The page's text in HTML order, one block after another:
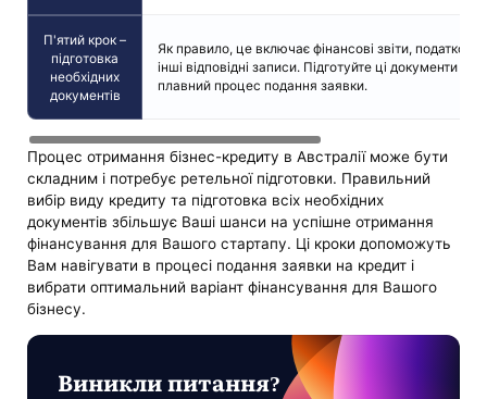
П'ятий крок –
підготовка
необхідних
документів
Як правило, це включає фінансові звіти, податкові
інші відповідні записи. Підготуйте ці документи
плавний процес подання заявки.
Процес отримання бізнес-кредиту в Австралії може бути
складним і потребує ретельної підготовки. Правильний
вибір виду кредиту та підготовка всіх необхідних
документів збільшує Ваші шанси на успішне отримання
фінансування для Вашого стартапу. Ці кроки допоможуть
Вам навігувати в процесі подання заявки на кредит і
вибрати оптимальний варіант фінансування для Вашого
бізнесу.
Виникли питання?